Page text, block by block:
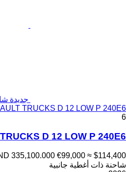
جديدة
TRUCKS D 12 LOW P 240E6
6
D 12 LOW P 240E6
335,100.000 €99,000 ≈ $114,400
شاحنة ذات أغطية جانبية